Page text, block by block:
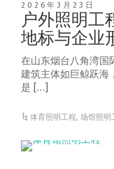
2026年3月23日
户外照明工
地标与企业
在山东烟台八角湾国
建筑主体如巨鲸跃海
是 […]
体育照明工程,场馆照明